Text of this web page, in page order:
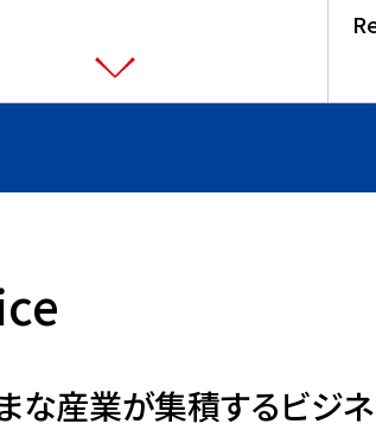
な産業が集積するビジ